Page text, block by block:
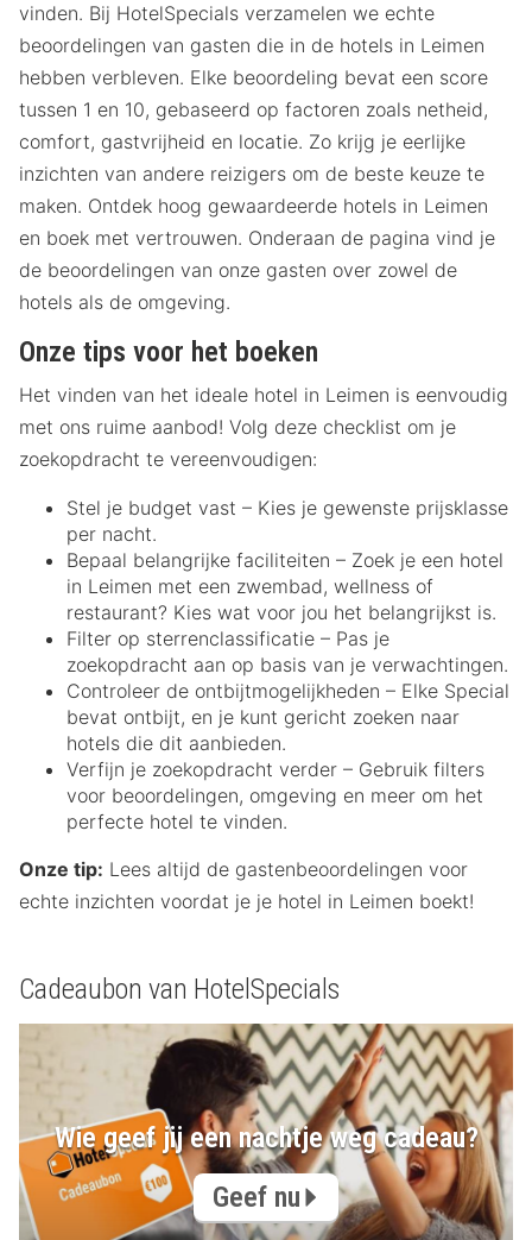
vinden. Bij HotelSpecials verzamelen we echte
beoordelingen van gasten die in de hotels in Leimen
hebben verbleven. Elke beoordeling bevat een score
tussen 1 en 10, gebaseerd op factoren zoals netheid,
comfort, gastvrijheid en locatie. Zo krijg je eerlijke
inzichten van andere reizigers om de beste keuze te
maken. Ontdek hoog gewaardeerde hotels in Leimen
en boek met vertrouwen. Onderaan de pagina vind je
de beoordelingen van onze gasten over zowel de
hotels als de omgeving.
Onze tips voor het boeken
Het vinden van het ideale hotel in Leimen is eenvoudig
met ons ruime aanbod! Volg deze checklist om je
zoekopdracht te vereenvoudigen:
Stel je budget vast – Kies je gewenste prijsklasse
per nacht.
Bepaal belangrijke faciliteiten – Zoek je een hotel
in Leimen met een zwembad, wellness of
restaurant? Kies wat voor jou het belangrijkst is.
Filter op sterrenclassificatie – Pas je
zoekopdracht aan op basis van je verwachtingen.
Controleer de ontbijtmogelijkheden – Elke Special
bevat ontbijt, en je kunt gericht zoeken naar
hotels die dit aanbieden.
Verfijn je zoekopdracht verder – Gebruik filters
voor beoordelingen, omgeving en meer om het
perfecte hotel te vinden.
Onze tip: Lees altijd de gastenbeoordelingen voor
echte inzichten voordat je je hotel in Leimen boekt!
Cadeaubon van HotelSpecials
Wie geef jij een nachtje weg cadeau?
Geef nu